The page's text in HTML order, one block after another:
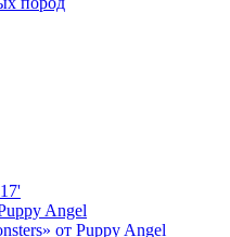
Angel
от Puppy Angel